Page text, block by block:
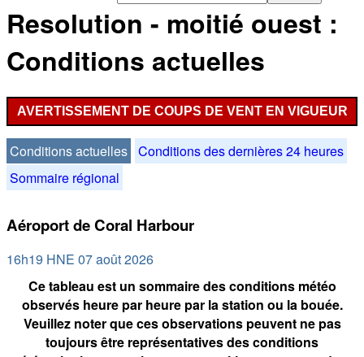
Resolution - moitié ouest :
Conditions actuelles
AVERTISSEMENT DE COUPS DE VENT EN VIGUEUR
Conditions actuelles Conditions des dernières 24 heures
Sommaire régional
Aéroport de Coral Harbour
16h19 HNE 07 août 2026
Ce tableau est un sommaire des conditions météo
observés heure par heure par la station ou la bouée.
Veuillez noter que ces observations peuvent ne pas
toujours être représentatives des conditions